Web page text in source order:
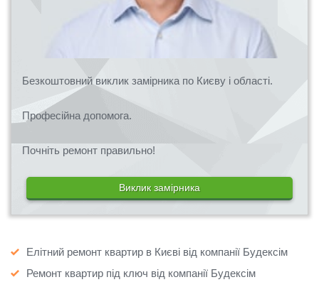
Безкоштовний виклик замірника по Києву і області.
Професійна допомога.
Почніть ремонт правильно!
Виклик замірника
Елітний ремонт квартир в Києві від компанії Будексім
Ремонт квартир під ключ від компанії Будексім